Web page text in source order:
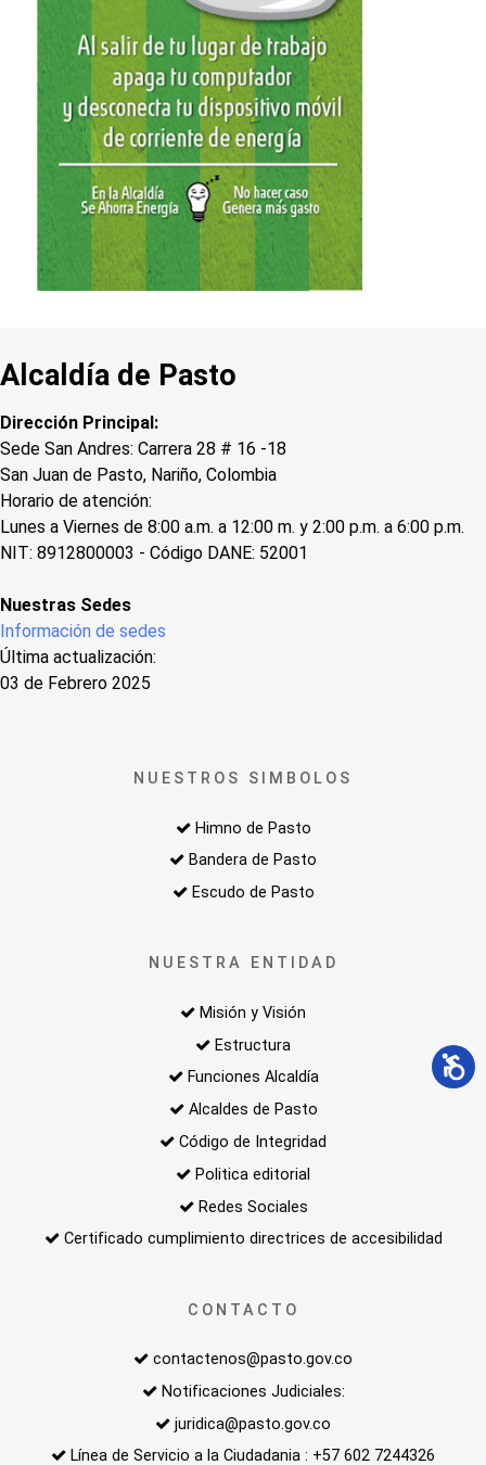
Alcaldía de Pasto
Dirección Principal:
Sede San Andres: Carrera 28 # 16 -18
San Juan de Pasto, Nariño, Colombia
Horario de atención:
Lunes a Viernes de 8:00 a.m. a 12:00 m. y 2:00 p.m. a 6:00 p.m.
NIT: 8912800003 - Código DANE: 52001
Nuestras Sedes
Información de sedes
Última actualización:
03 de Febrero 2025
NUESTROS SIMBOLOS
Himno de Pasto
Bandera de Pasto
Escudo de Pasto
NUESTRA ENTIDAD
Misión y Visión
Estructura
Funciones Alcaldía
Alcaldes de Pasto
Código de Integridad
Politica editorial
Redes Sociales
Certificado cumplimiento directrices de accesibilidad
CONTACTO
contactenos@pasto.gov.co
Notificaciones Judiciales:
juridica@pasto.gov.co
Línea de Servicio a la Ciudadania : +57 602 7244326